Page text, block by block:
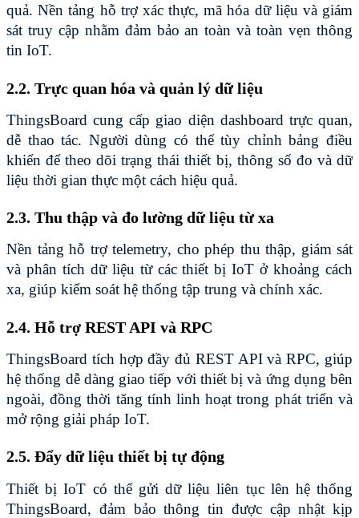
quả. Nền tảng hỗ trợ xác thực, mã hóa dữ liệu và giám
sát truy cập nhằm đảm bảo an toàn và toàn vẹn thông
tin IoT.
2.2. Trực quan hóa và quản lý dữ liệu
ThingsBoard cung cấp giao diện dashboard trực quan,
dễ thao tác. Người dùng có thể tùy chỉnh bảng điều
khiển để theo dõi trạng thái thiết bị, thông số đo và dữ
liệu thời gian thực một cách hiệu quả.
2.3. Thu thập và đo lường dữ liệu từ xa
Nền tảng hỗ trợ telemetry, cho phép thu thập, giám sát
và phân tích dữ liệu từ các thiết bị IoT ở khoảng cách
xa, giúp kiểm soát hệ thống tập trung và chính xác.
2.4. Hỗ trợ REST API và RPC
ThingsBoard tích hợp đầy đủ REST API và RPC, giúp
hệ thống dễ dàng giao tiếp với thiết bị và ứng dụng bên
ngoài, đồng thời tăng tính linh hoạt trong phát triển và
mở rộng giải pháp IoT.
2.5. Đẩy dữ liệu thiết bị tự động
Thiết bị IoT có thể gửi dữ liệu liên tục lên hệ thống
ThingsBoard, đảm bảo thông tin được cập nhật kịp